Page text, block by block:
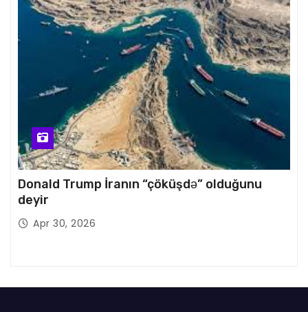
Donald Trump İranın “çöküşdə” olduğunu
deyir
Apr 30, 2026